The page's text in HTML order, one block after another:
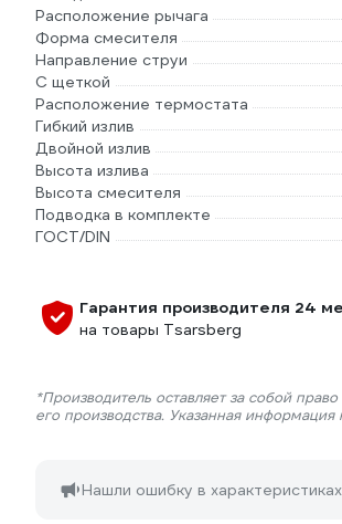
Расположение рычага
Форма смесителя
Направление струи
С щеткой
Расположение термостата
Гибкий излив
Двойной излив
Высота излива
Высота смесителя
Подводка в комплекте
ГОСТ/DIN
Гарантия производителя 24
на товары Tsarsberg
*Производитель оставляет за собой
его производства. Указанная
Нашли ошибку в